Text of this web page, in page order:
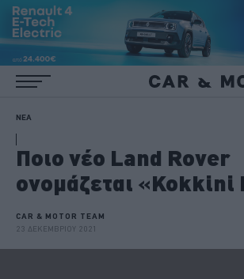
ΝΕΑ
Ποιο νέο Land Rover
ονομάζεται
CAR & MOTOR TEAM
23 ΔΕΚΕΜΒΡΙΟΥ 2021